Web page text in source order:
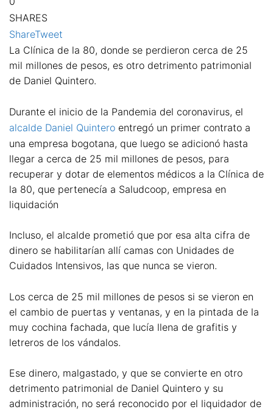
SHARES
ShareTweet
La Clínica de la 80, donde se perdieron cerca de 25
mil millones de pesos, es otro detrimento patrimonial
de Daniel Quintero.
Durante el inicio de la Pandemia del coronavirus, el
alcalde Daniel Quintero entregó un primer contrato a
una empresa bogotana, que luego se adicionó hasta
llegar a cerca de 25 mil millones de pesos, para
recuperar y dotar de elementos médicos a la Clínica de
la 80, que pertenecía a Saludcoop, empresa en
liquidación
Incluso, el alcalde prometió que por esa alta cifra de
dinero se habilitarían allí camas con Unidades de
Cuidados Intensivos, las que nunca se vieron.
Los cerca de 25 mil millones de pesos si se vieron en
el cambio de puertas y ventanas, y en la pintada de la
muy cochina fachada, que lucía llena de grafitis y
letreros de los vándalos.
Ese dinero, malgastado, y que se convierte en otro
detrimento patrimonial de Daniel Quintero y su
administración, no será reconocido por el liquidador de